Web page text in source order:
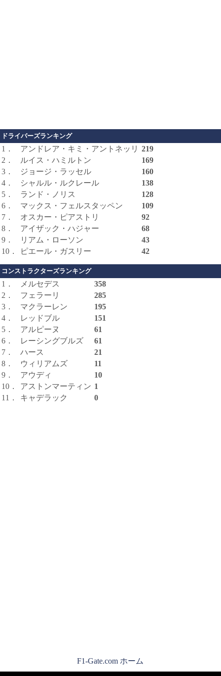
ドライバーズランキング
1． アンドレア・キミ・アントネッリ 219
2．
ルイス・ハミルトン
169
3．
ジョージ・ラッセル
160
4．
シャルル・ルクレール
138
5．
ランド・ノリス
128
6．
マックス・フェルスタッペン
109
7．
オスカー・ピアストリ
92
8．
アイザック・ハジャー
68
9．
リアム・ローソン
43
10．
ピエール・ガスリー 42
コンストラクターズランキング
1． メルセデス
358
2．
フェラーリ
285
3．
マクラーレン
195
4．
レッドブル
151
5．
アルピーヌ
61
6．
レーシングブルズ
61
7．
ハース
21
8．
ウィリアムズ
11
9．
アウディ
10
10．
アストンマーティン 1
11．
キャデラック 0
F1-Gate.com ホーム